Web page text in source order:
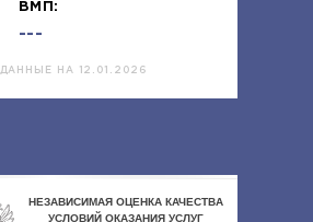
ВМП:
---
ДАННЫЕ НА 12.01.2026